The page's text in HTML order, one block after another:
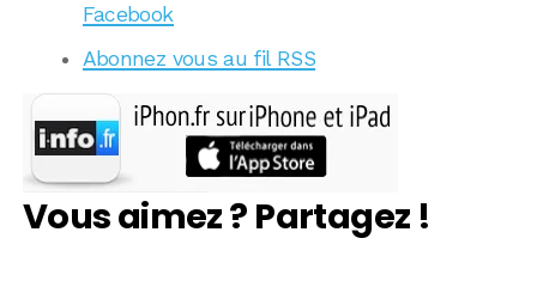
Facebook
Abonnez vous au fil RSS
Vous aimez ? Partagez !